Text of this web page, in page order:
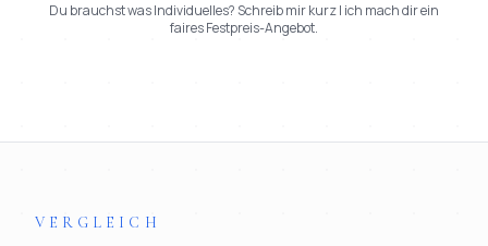
Du brauchst was Individuelles? Schreib mir kurz | ich mach dir ein
faires Festpreis-Angebot.
VERGLEICH